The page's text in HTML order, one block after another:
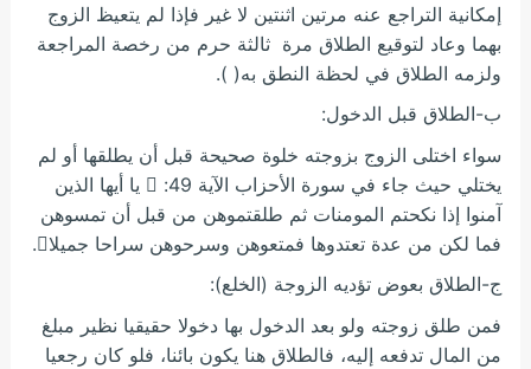
إمكانية التراجع عنه مرتين اثنتين لا غير فإذا لم يتعيظ الزوج
بهما وعاد لتوقيع الطلاق مرة ثالثة حرم من رخصة المراجعة
ولزمه الطلاق في لحظة النطق به( ).
ب-الطلاق قبل الدخول:
سواء اختلى الزوج بزوجته خلوة صحيحة قبل أن يطلقها أو لم
يختلي حيث جاء في سورة الأحزاب الآية 49:  يا أيها الذين
آمنوا إذا نكحتم المومنات ثم طلقتموهن من قبل أن تمسوهن
فما لكن من عدة تعتدوها فمتعوهن وسرحوهن سراحا جميلا.
ج-الطلاق بعوض تؤديه الزوجة (الخلع):
فمن طلق زوجته ولو بعد الدخول بها دخولا حقيقيا نظير مبلغ
من المال تدفعه إليه، فالطلاق هنا يكون بائنا، فلو كان رجعيا